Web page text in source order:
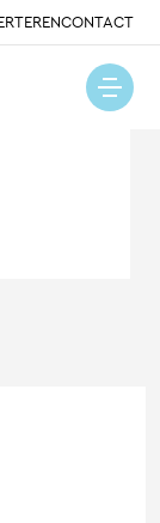
CONTACT